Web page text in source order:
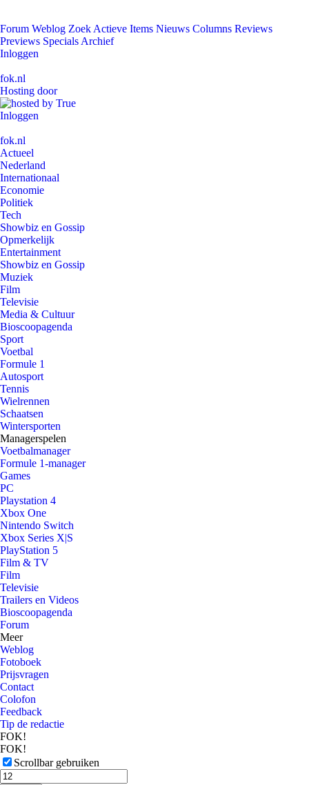
Forum Weblog Zoek Actieve Items Nieuws Columns Reviews
Previews Specials Archief
Inloggen
fok.nl
Hosting door
Inloggen
fok.nl
Actueel
Nederland
Internationaal
Economie
Politiek
Tech
Showbiz en Gossip
Opmerkelijk
Entertainment
Showbiz en Gossip
Muziek
Film
Televisie
Media & Cultuur
Bioscoopagenda
Sport
Voetbal
Formule 1
Autosport
Tennis
Wielrennen
Schaatsen
Wintersporten
Managerspelen
Voetbalmanager
Formule 1-manager
Games
PC
Playstation 4
Xbox One
Nintendo Switch
Xbox Series X|S
PlayStation 5
Film & TV
Film
Televisie
Trailers en Videos
Bioscoopagenda
Forum
Meer
Weblog
Fotoboek
Prijsvragen
Contact
Colofon
Feedback
Tip de redactie
FOK!
FOK!
Scrollbar gebruiken